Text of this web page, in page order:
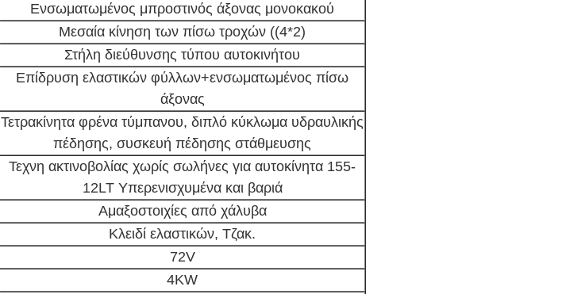
Ενσωματωμένος μπροστινός άξονας μονοκακού
Μεσαία κίνηση των πίσω τροχών ((4*2)
Στήλη διεύθυνσης τύπου αυτοκινήτου
Επίδρυση ελαστικών φύλλων+ενσωματωμένος πίσω
άξονας
Τετρακίνητα φρένα τύμπανου, διπλό κύκλωμα υδραυλικής
πέδησης, συσκευή πέδησης στάθμευσης
Τεχνη ακτινοβολίας χωρίς σωλήνες για αυτοκίνητα 155-
12LT Υπερενισχυμένα και βαριά
Αμαξοστοιχίες από χάλυβα
Κλειδί ελαστικών, Τζακ.
72V
4KW